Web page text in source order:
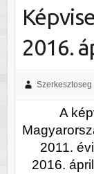
2016.
Szerkesztoseg
A
2011.
2016.